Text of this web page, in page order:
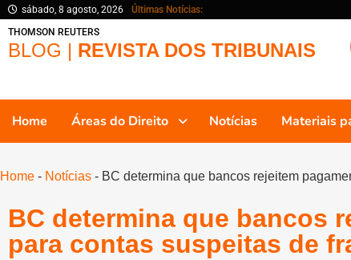
sábado, 8 agosto, 2026
Últimas Notícias:
THOMSON REUTERS
BLOG | REVISTA DOS TRIBUNAIS
Home Áreas do Direito Notícias Materiais
Home - Notícias - BC determina que bancos rejeitem
BC determina que bancos
para contas suspeitas de